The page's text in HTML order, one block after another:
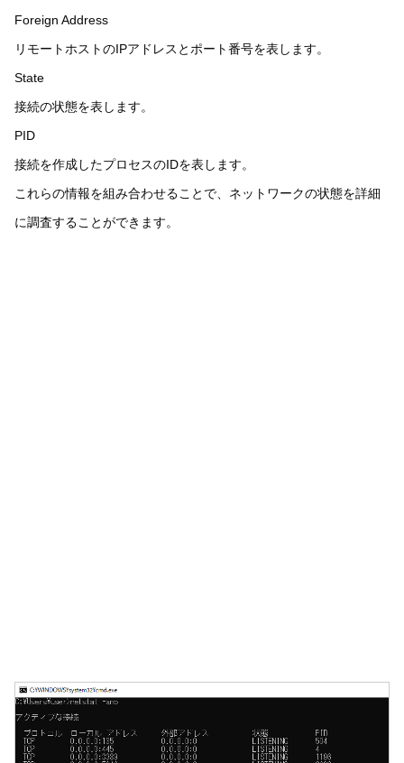
Foreign Address
リモートホストのIPアドレスとポート番号を表します。
State
接続の状態を表します。
PID
接続を作成したプロセスのIDを表します。
これらの情報を組み合わせることで、ネットワークの状態を詳細
に調査することができます。